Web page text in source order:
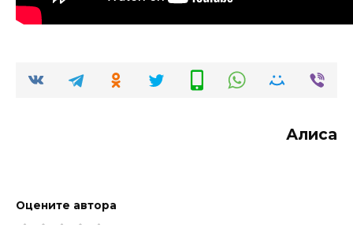
Алиса
Оцените автора